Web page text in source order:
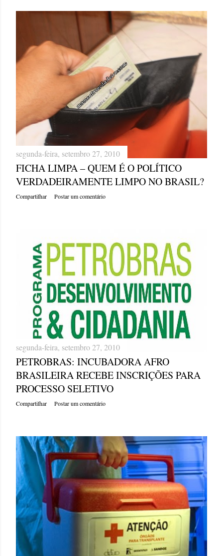
segunda-feira, setembro 27, 2010
FICHA LIMPA – QUEM É O POLÍTICO
VERDADEIRAMENTE LIMPO NO BRASIL?
Compartilhar Postar um comentário
segunda-feira, setembro 27, 2010
PETROBRAS: INCUBADORA AFRO
BRASILEIRA RECEBE INSCRIÇÕES PARA
PROCESSO SELETIVO
Compartilhar Postar um comentário